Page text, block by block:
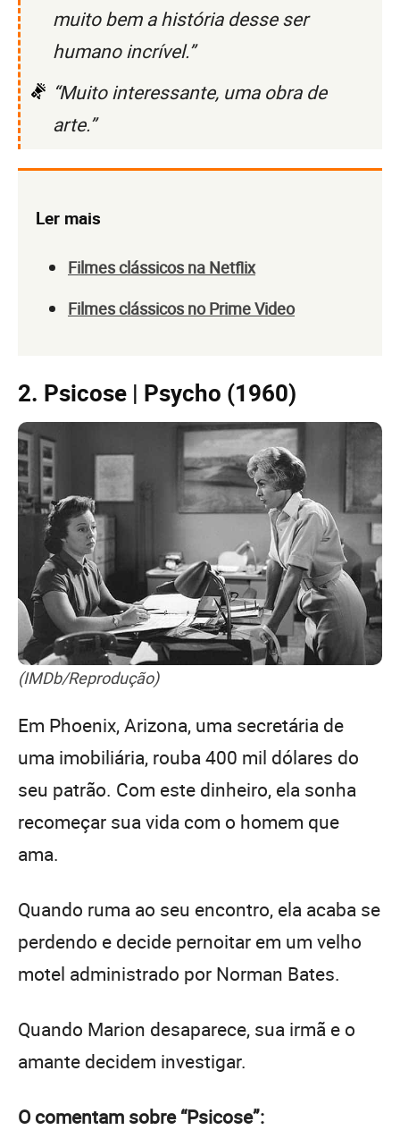
muito bem a história desse ser
humano incrível.”
“Muito interessante, uma obra de
arte.”
Ler mais
Filmes clássicos na Netflix
Filmes clássicos no Prime Video
2. Psicose | Psycho (1960)
(IMDb/Reprodução)
Em Phoenix, Arizona, uma secretária de
uma imobiliária, rouba 400 mil dólares do
seu patrão. Com este dinheiro, ela sonha
recomeçar sua vida com o homem que
ama.
Quando ruma ao seu encontro, ela acaba se
perdendo e decide pernoitar em um velho
motel administrado por Norman Bates.
Quando Marion desaparece, sua irmã e o
amante decidem investigar.
O comentam sobre “Psicose”: